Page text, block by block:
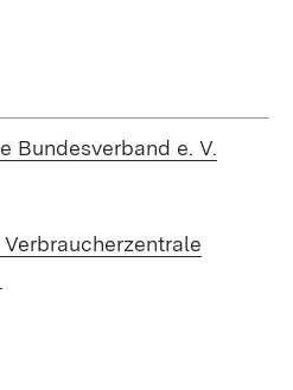
Bundesverband e. V.